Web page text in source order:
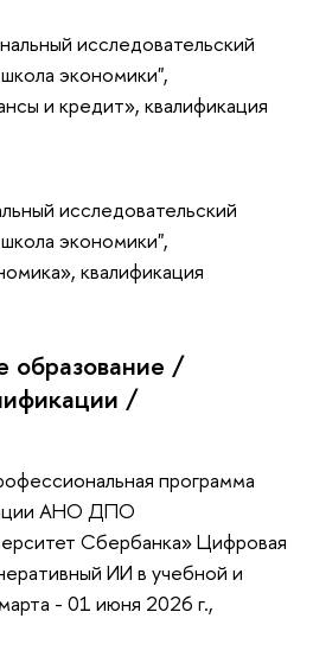
исследовательский
экономики",
и кредит», квалификация
исследовательский
экономики",
квалификация
образование /
/
программа
АНО ДПО
Сбербанка» Цифровая
ИИ в учебной и
- 01 июня 2026 г.,